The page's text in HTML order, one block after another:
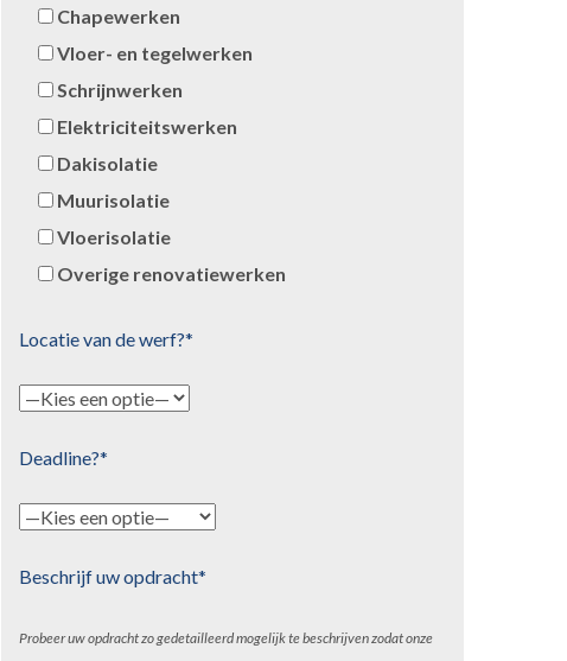
Chapewerken
Vloer- en tegelwerken
Schrijnwerken
Elektriciteitswerken
Dakisolatie
Muurisolatie
Vloerisolatie
Overige renovatiewerken
Locatie van de werf?*
Deadline?*
Beschrijf uw opdracht*
Probeer uw opdracht zo gedetailleerd mogelijk te beschrijven zodat onze